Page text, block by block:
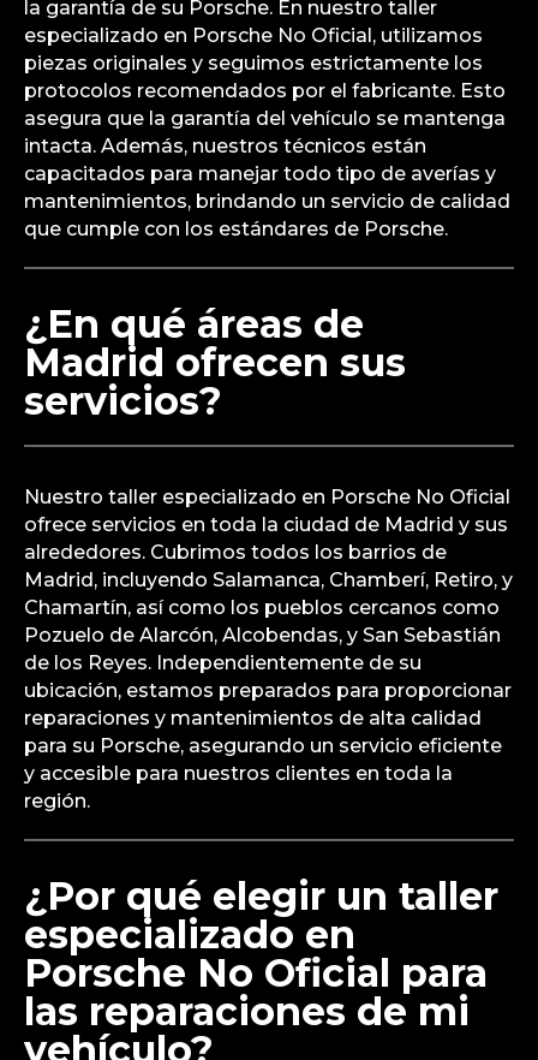
la garantía de su Porsche. En nuestro taller
especializado en Porsche No Oficial, utilizamos
piezas originales y seguimos estrictamente los
protocolos recomendados por el fabricante. Esto
asegura que la garantía del vehículo se mantenga
intacta. Además, nuestros técnicos están
capacitados para manejar todo tipo de averías y
mantenimientos, brindando un servicio de calidad
que cumple con los estándares de Porsche.
¿En qué áreas de
Madrid ofrecen sus
servicios?
Nuestro taller especializado en Porsche No Oficial
ofrece servicios en toda la ciudad de Madrid y sus
alrededores. Cubrimos todos los barrios de
Madrid, incluyendo Salamanca, Chamberí, Retiro, y
Chamartín, así como los pueblos cercanos como
Pozuelo de Alarcón, Alcobendas, y San Sebastián
de los Reyes. Independientemente de su
ubicación, estamos preparados para proporcionar
reparaciones y mantenimientos de alta calidad
para su Porsche, asegurando un servicio eficiente
y accesible para nuestros clientes en toda la
región.
¿Por qué elegir un taller
especializado en
Porsche No Oficial para
las reparaciones de mi
vehículo?